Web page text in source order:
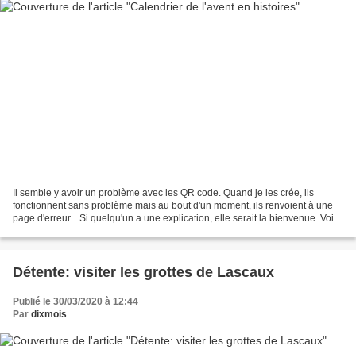
Il semble y avoir un problème avec les QR code. Quand je les crée, ils
fonctionnent sans problème mais au bout d'un moment, ils renvoient à une
page d'erreur... Si quelqu'un a une explication, elle serait la bienvenue. Voici
Détente: visiter les grottes de Lascaux
Publié le 30/03/2020 à 12:44
Par dixmois